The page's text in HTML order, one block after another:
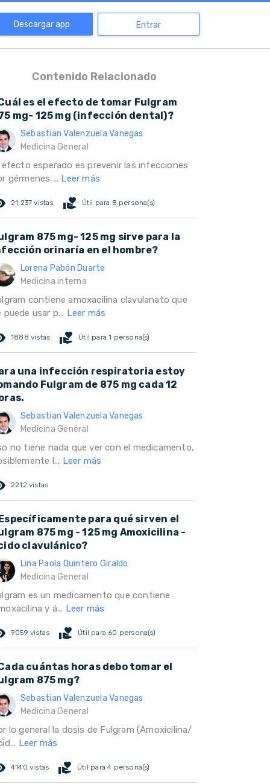
Descargar app Entrar
Contenido Relacionado
es el efecto de tomar Fulgram
mg- 125 mg (infección dental)?
Sebastian Valenzuela Vanegas
Medicina General
efecto esperado es prevenir las infecciones
gérmenes ... Leer más
21.237 vistas volunteer_activism Útil para 8 persona(s)
875 mg- 125 mg sirve para la
orinaría en el hombre?
Lorena Pabón Duarte
Medicina interna
contiene amoxacilina clavulanato que
puede usar p... Leer más
1888 vistas volunteer_activism Útil para 1 persona(s)
una infección respiratoria estoy
Fulgram de 875 mg cada 12
Sebastian Valenzuela Vanegas
Medicina General
no tiene nada que ver con el medicamento,
l... Leer más
2212 vistas
para qué sirven el
875 mg - 125 mg Amoxicilina -
clavulánico?
Lina Paola Quintero Giraldo
Medicina General
es un medicamento que contiene
y á... Leer más
9059 vistas volunteer_activism Útil para 60 persona(s)
cuántas horas debo tomar el
875 mg?
Sebastian Valenzuela Vanegas
Medicina General
lo general la dosis de Fulgram (Amoxicilina/
Leer más
4140 vistas volunteer_activism Útil para 4 persona(s)